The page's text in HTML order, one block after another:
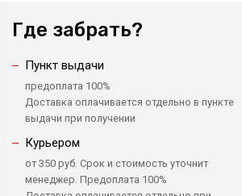
Где забрать?
Пункт выдачи
предоплата 100%
Доставка оплачивается отдельно в пункте
выдачи при получении
Курьером
от 350 руб. Срок и стоимость уточнит
менеджер. Предоплата 100%